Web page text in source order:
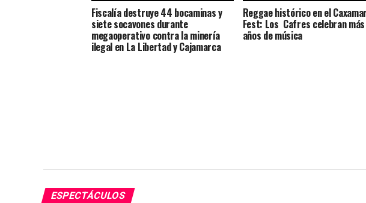
Fiscalía destruye 44 bocaminas y
siete socavones durante
megaoperativo contra la minería
ilegal en La Libertad y Cajamarca
Reggae histórico en el
Fest: Los Cafres celebran
años de música
ESPECTÁCULOS